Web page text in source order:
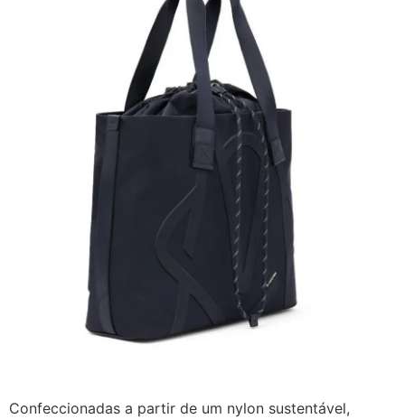
Confeccionadas a partir de um nylon sustentável,